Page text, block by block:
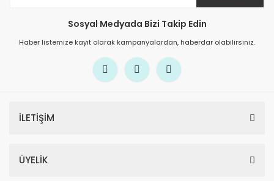
Sosyal Medyada Bizi Takip Edin
Haber listemize kayıt olarak kampanyalardan, haberdar olabilirsiniz.
İLETİŞİM
ÜYELİK